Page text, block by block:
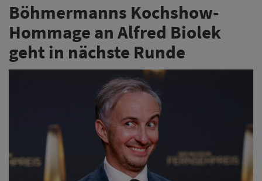
Böhmermanns Kochshow-
Hommage an Alfred Biolek
geht in nächste Runde